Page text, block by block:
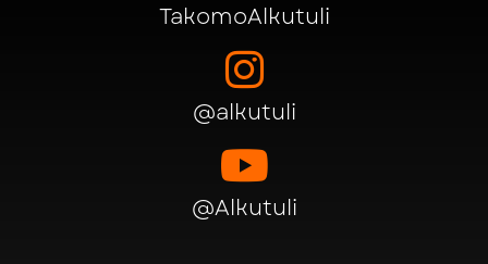
TakomoAlkutuli
@alkutuli
@Alkutuli